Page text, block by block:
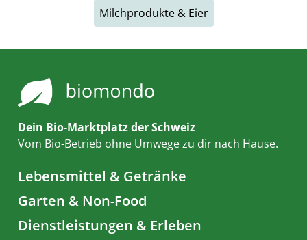
Milchprodukte & Eier
Dein Bio-Marktplatz der Schweiz
Vom Bio-Betrieb ohne Umwege zu dir nach Hause.
Lebensmittel & Getränke
Garten & Non-Food
Dienstleistungen & Erleben